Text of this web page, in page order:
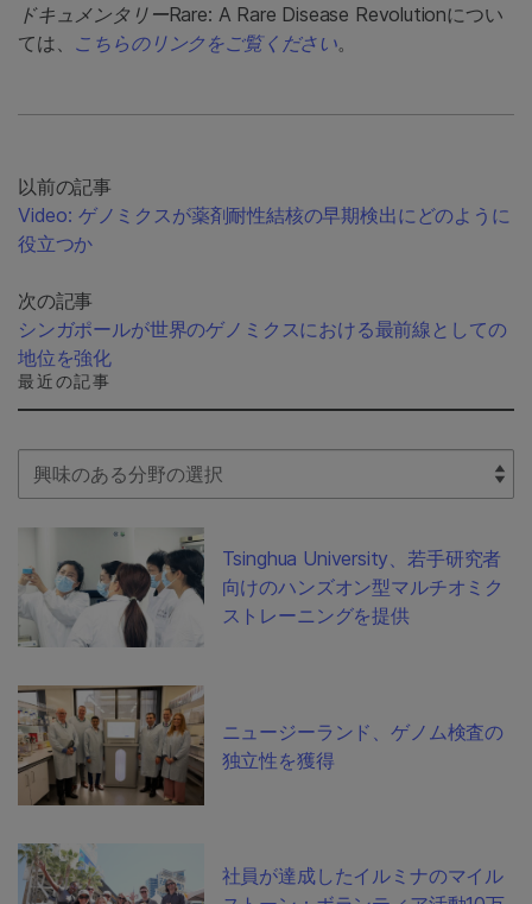
ドキュメンタリーRare: A Rare Disease Revolutionについ
ては、 こちらのリンクをご覧ください。
以前の記事
Video: ゲノミクスが薬剤耐性結核の早期検出にどのように
役立つか
次の記事
シンガポールが世界のゲノミクスにおける最前線としての
地位を強化
最近の記事
Select Filter
Tsinghua University、若手研究者
向けのハンズオン型マルチオミク
ストレーニングを提供
ニュージーランド、ゲノム検査の
独立性を獲得
社員が達成したイルミナのマイル